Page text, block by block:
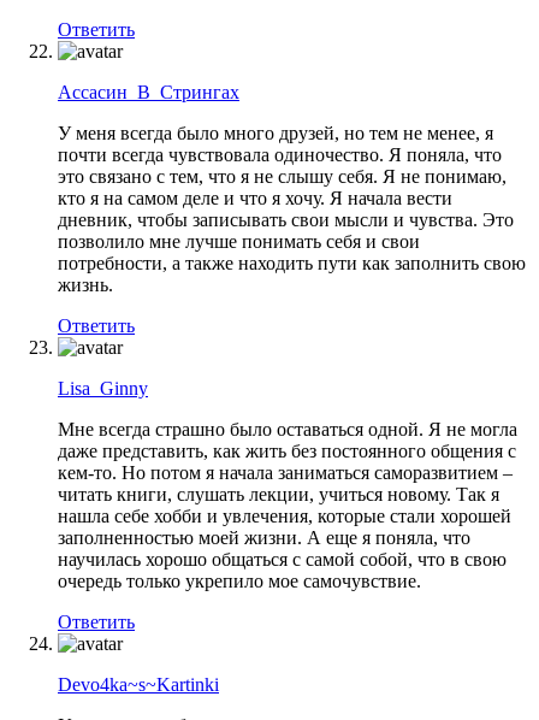
Ответить
Ассасин_В_Стрингах
У меня всегда было много друзей, но тем не менее, я
почти всегда чувствовала одиночество. Я поняла, что
это связано с тем, что я не слышу себя. Я не понимаю,
кто я на самом деле и что я хочу. Я начала вести
дневник, чтобы записывать свои мысли и чувства. Это
позволило мне лучше понимать себя и свои
потребности, а также находить пути как заполнить свою
жизнь.
Ответить
Lisa_Ginny
Мне всегда страшно было оставаться одной. Я не могла
даже представить, как жить без постоянного общения с
кем-то. Но потом я начала заниматься саморазвитием –
читать книги, слушать лекции, учиться новому. Так я
нашла себе хобби и увлечения, которые стали хорошей
заполненностью моей жизни. А еще я поняла, что
научилась хорошо общаться с самой собой, что в свою
очередь только укрепило мое самочувствие.
Ответить
Devo4ka~s~Kartinki